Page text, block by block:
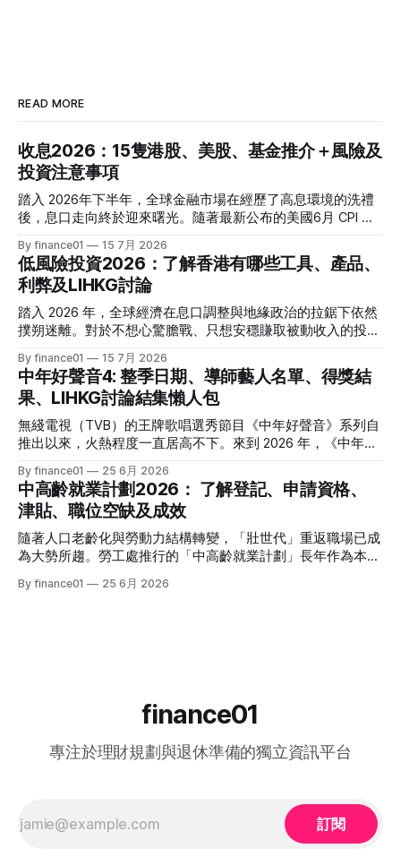
READ MORE
收息2026：15隻港股、美股、基金推介＋風險及
投資注意事項
踏入 2026年下半年，全球金融市場在經歷了高息環境的洗禮
後，息口走向終於迎來曙光。隨著最新公布的美國6月 CPI 同
息的預期再度升溫。 當定期存款利率逐漸從高位回落，如何
將資金轉投至能夠產生穩定現金流的收息資產，成為了今年投
資理財的核心課題。本文特別為您搜集 2026 年 7 月最新市場
數據，盤點港股、美股及基金三大領域共 15 隻熱門收息工
具，並深度拆解背後的潛在風險，助您在新一季度穩健收息！
格價與部署，以下先將這 15 隻橫跨港股、美股及基金的明星
收息產品進行系統性匯總： 範疇代號 / 名稱產品性質2026年
估算年化股息率 / 派息率派息頻率核心定位與優勢港股中國移
動 (00941)通訊藍籌6.5% - 6.6%半年配國企巨頭，現金流極
強，兼具防守與增長。港股中國海洋石油 (00883)能源藍籌
5.8% - 6.0%半年配受益於地緣政治與油價，
By finance01 15 7月 2026
低風險投資2026：了解香港有哪些工具、產品、
利弊及LIHKG討論
踏入 2026 年，全球經濟在息口調整與地緣政治的拉鋸下依然
撲朔迷離。對於不想心驚膽戰、只想安穩賺取被動收入的投資
場目前有相當多穩健的防守型工具。本文為大家盤點 2026 年
香港最新主流低風險投資產品，橫向比較其利弊，並揭秘連登
（LIHKG）「財經台」巴打們最真實、最不留情面的毒舌評
價！ 2026年香港熱門低風險投資工具一覽 在香港，低風險投
資主要圍繞「保本」與「高流動性」展開。以下是 2026 年最
受市場歡迎的 5 大產品比較： 投資工具2026年預估年回報率
資金鎖定期適合對象風險等級港元/美元定期存款2.4% - 4.0%1
個月至1年不等追求絕對保本、懶得操作的人⭐ (極低)美國國庫
債券 (T-Bills)4.0% - 4.5%1個月至30年不等懂得用美股 App、
追求比定存更高息的人⭐ (極低) 香港政府零售債券
By finance01 15 7月 2026
中年好聲音4: 整季日期、導師藝人名單、得獎結
果、LIHKG討論結集懶人包
無綫電視（TVB）的王牌歌唱選秀節目《中年好聲音》系列自
推出以來，火熱程度一直居高不下。來到 2026 年，《中年好
了更新穎的賽制，舞台與音響規格全面升級，參賽者的背景更
是臥虎藏龍，由退隱江湖的昔日歌手到各行各業的隱世歌王，
再次掀起全城「追星」與「懷舊」熱潮。 如果你錯過了部分
精彩集數，或者想一氣呵成重溫整季的精華，這篇《中年好聲
音 4》全方位懶人包將為你系統化地盤點整季賽期、星級陣
容、終極結果，並結集連登（LIHKG）討論區最地道的爆笑與
血淚評價！ 《中年好聲音 4》整季賽期與播放時間表 本季
By finance01 25 6月 2026
中高齡就業計劃2026： 了解登記、申請資格、
津貼、職位空缺及成效
隨著人口老齡化與勞動力結構轉變，「壯世代」重返職場已成
為大勢所趨。勞工處推行的「中高齡就業計劃」長年作為本港
企業聘用年長勞動力。本文將為您全面拆解 2026 年最新優化
向聘用中高齡人士的僱主發放誘因（在職培訓津貼），以抵銷
By finance01 25 6月 2026
finance01
專注於理財規劃與退休準備的獨立資訊平台
訂閱